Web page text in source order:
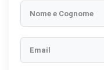
Nome e Cognome
Email